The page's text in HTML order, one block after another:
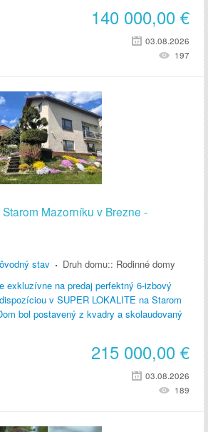
140 000,00 €
03.08.2026
197
Mazorníku v Brezne -
stav Druh domu:: Rodinné domy
exkluzívne na predaj perfektný 6-izbový
v SUPER LOKALITE na Starom
bol postavený z kvadry a skolaudovaný
215 000,00 €
03.08.2026
189